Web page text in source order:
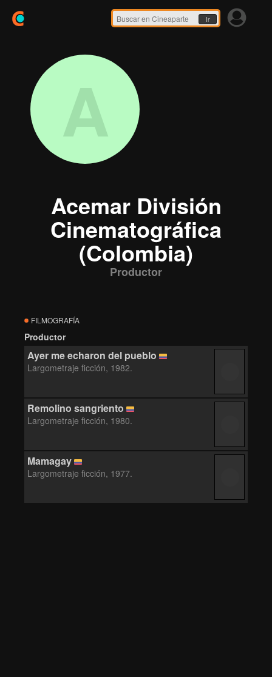
Ir
A
Acemar División
Cinematográfica
(Colombia)
Productor
FILMOGRAFÍA
Productor
Ayer me echaron del pueblo
Largometraje ficción, 1982.
Remolino sangriento
Largometraje ficción, 1980.
Mamagay
Largometraje ficción, 1977.